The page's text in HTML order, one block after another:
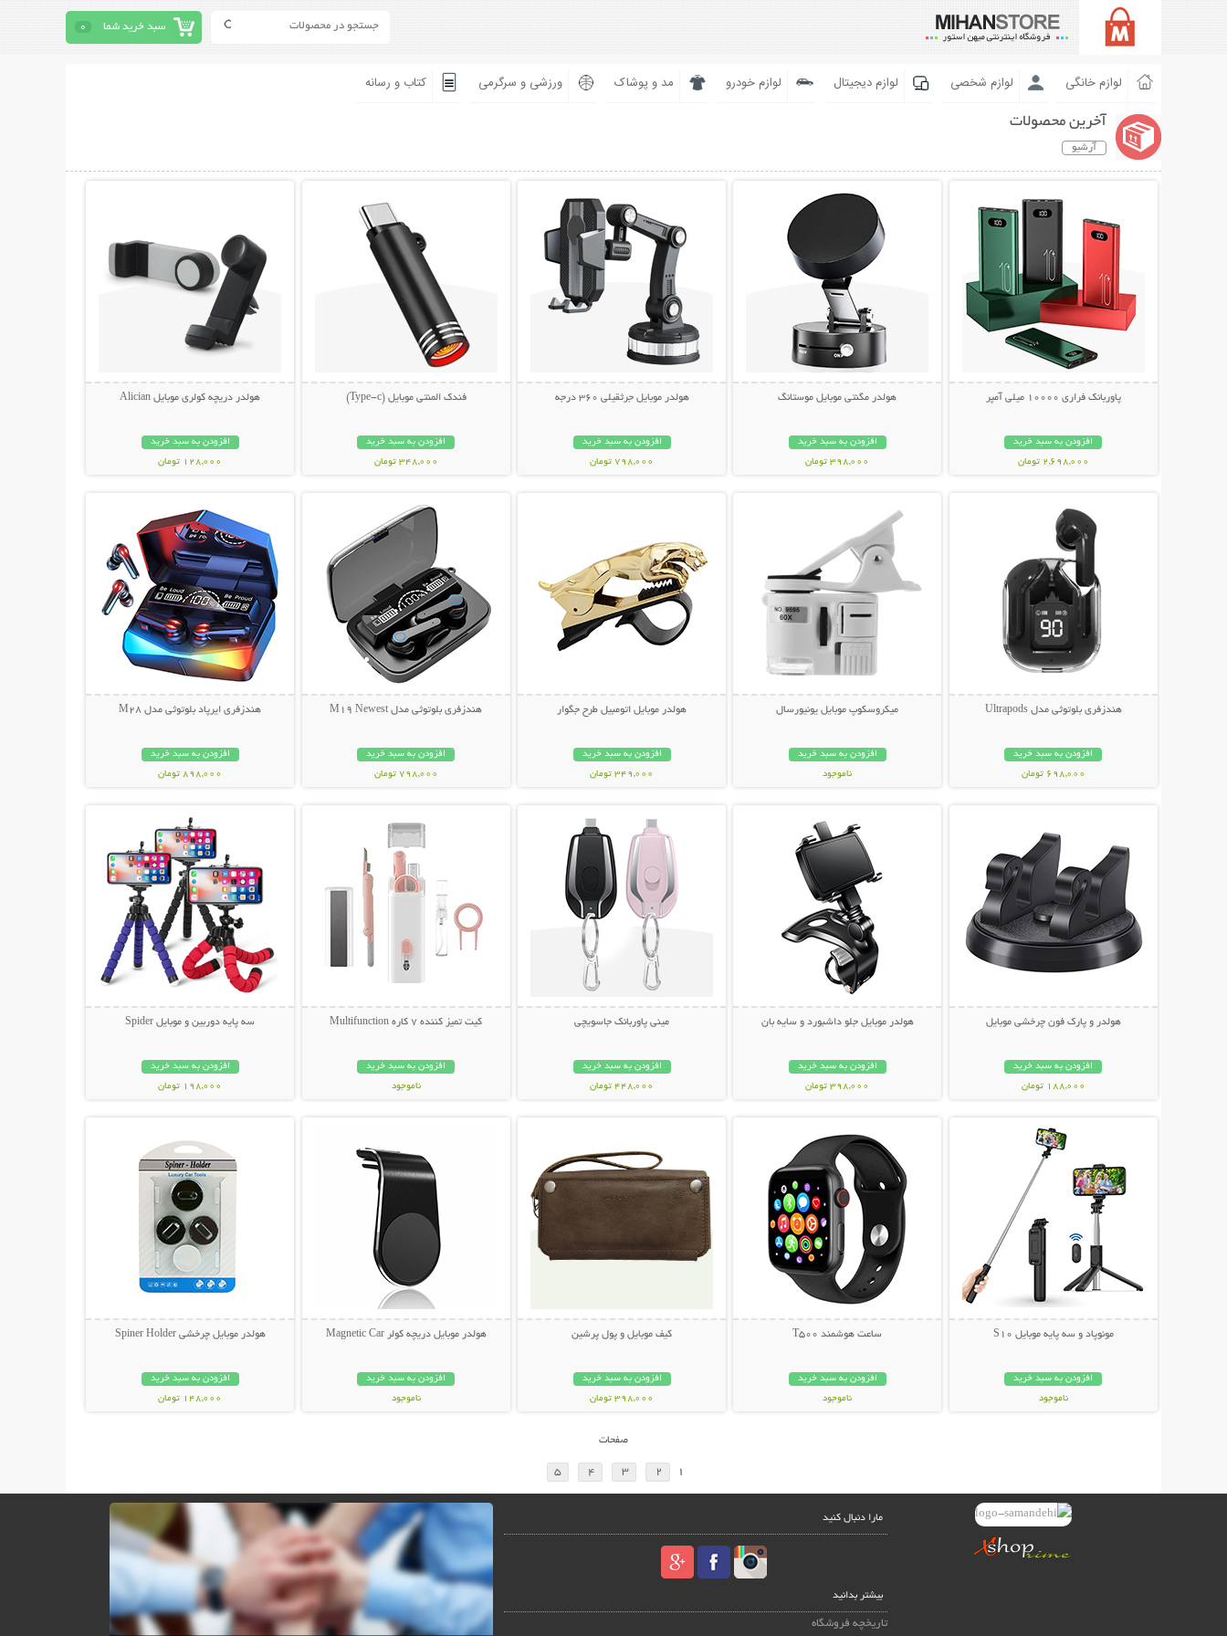
سبد خرید شما 0
لوازم خانگی لوازم شخصی لوازم دیجیتال لوازم خودرو مد و پوشاک ورزشی و سرگرمی کتاب و رسانه
آخرین محصولات
آرشیو
پاوربانک فراری 10000 میلی آمپر
افزودن به سبد خرید
2,698,000 تومان
هولدر مگنتی موبایل موستانگ
افزودن به سبد خرید
398,000 تومان
هولدر موبایل جرثقیلی 360 درجه
افزودن به سبد خرید
798,000 تومان
فندک المنتی موبایل (Type-c)
افزودن به سبد خرید
348,000 تومان
هولدر دریچه کولری موبایل Alician
افزودن به سبد خرید
128,000 تومان
هندزفری بلوتوثی مدل Ultrapods
افزودن به سبد خرید
698,000 تومان
میکروسکوپ موبایل یونیورسال
افزودن به سبد خرید
ناموجود
هولدر موبایل اتومبیل طرح جگوار
افزودن به سبد خرید
349,000 تومان
هندزفری بلوتوثی مدل M19 Newest
افزودن به سبد خرید
798,000 تومان
هندزفری ایرپاد بلوتوثی مدل M28
افزودن به سبد خرید
898,000 تومان
هولدر و پارک فون چرخشی موبایل
افزودن به سبد خرید
188,000 تومان
هولدر موبایل جلو داشبورد و سایه بان
افزودن به سبد خرید
398,000 تومان
مینی پاوربانک جاسویچی
افزودن به سبد خرید
448,000 تومان
کیت تمیز کننده 7 کاره Multifunction
افزودن به سبد خرید
ناموجود
سه پایه دوربین و موبایل Spider
افزودن به سبد خرید
198,000 تومان
مونوپاد و سه پایه موبایل S10
افزودن به سبد خرید
ناموجود
ساعت هوشمند T500
افزودن به سبد خرید
ناموجود
کیف موبایل و پول پرشین
افزودن به سبد خرید
398,000 تومان
هولدر موبایل دریچه کولر Magnetic Car
افزودن به سبد خرید
ناموجود
هولدر موبایل چرخشی Spiner Holder
افزودن به سبد خرید
148,000 تومان
صفحات
1
2
3
4
5
مارا دنبال کنید
بیشتر بدانید
تاریخچه فروشگاه